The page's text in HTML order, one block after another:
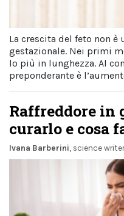
La crescita del feto non è
gestazionale. Nei primi
lo più in lunghezza. Al
preponderante è
Raffreddore in
curarlo e cosa
Ivana Barberini , science writer